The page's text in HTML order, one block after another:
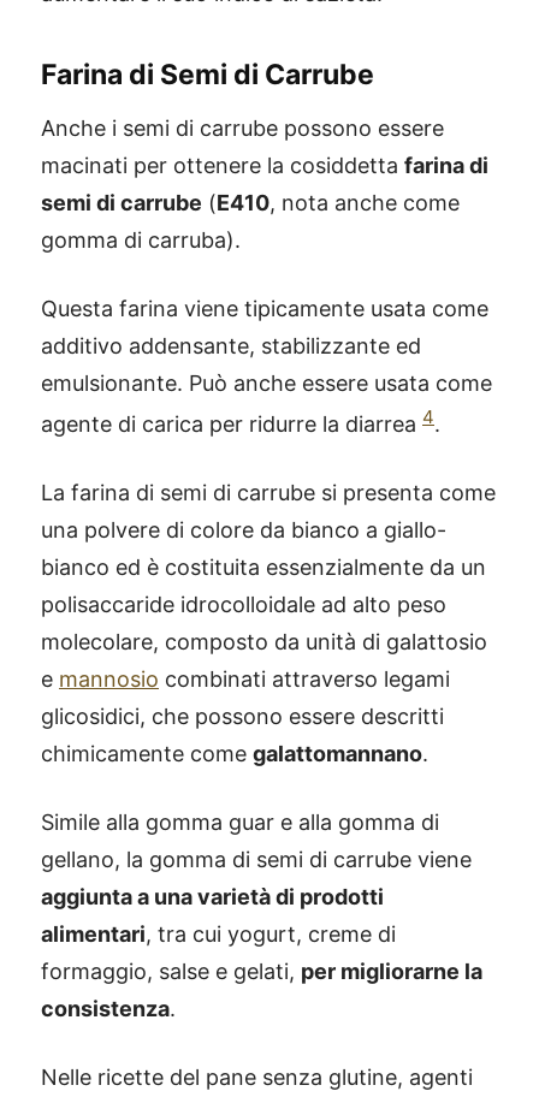
Farina di Semi di Carrube
Anche i semi di carrube possono essere
macinati per ottenere la cosiddetta farina di
semi di carrube (E410, nota anche come
gomma di carruba).
Questa farina viene tipicamente usata come
additivo addensante, stabilizzante ed
emulsionante. Può anche essere usata come
agente di carica per ridurre la diarrea 4.
La farina di semi di carrube si presenta come
una polvere di colore da bianco a giallo-
bianco ed è costituita essenzialmente da un
polisaccaride idrocolloidale ad alto peso
molecolare, composto da unità di galattosio
e mannosio combinati attraverso legami
glicosidici, che possono essere descritti
chimicamente come galattomannano.
Simile alla gomma guar e alla gomma di
gellano, la gomma di semi di carrube viene
aggiunta a una varietà di prodotti
alimentari, tra cui yogurt, creme di
formaggio, salse e gelati, per migliorarne la
consistenza.
Nelle ricette del pane senza glutine, agenti